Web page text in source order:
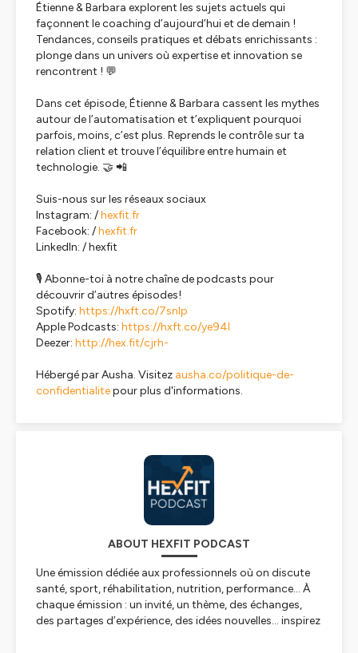
Étienne & Barbara explorent les sujets actuels qui
façonnent le coaching d’aujourd’hui et de demain !
Tendances, conseils pratiques et débats enrichissants :
plonge dans un univers où expertise et innovation se
rencontrent ! 💬
Dans cet épisode, Étienne & Barbara cassent les mythes
autour de l’automatisation et t’expliquent pourquoi
parfois, moins, c’est plus. Reprends le contrôle sur ta
relation client et trouve l’équilibre entre humain et
technologie. 🤝 📲
Suis-nous sur les réseaux sociaux
Instagram: /hexfit.fr
Facebook: /hexfit.fr
LinkedIn: / hexfit
🎙 Abonne-toi à notre chaîne de podcasts pour
découvrir d’autres épisodes!
Spotify: https://hxft.co/7snlp
Apple Podcasts: https://hxft.co/ye94l
Deezer: http://hex.fit/cjrh-
Hébergé par Ausha. Visitez ausha.co/politique-de-
confidentialitepour plus d'informations.
ABOUT HEXFIT PODCAST
Une émission dédiée aux professionnels où on discute
santé, sport, réhabilitation, nutrition, performance… À
chaque émission : un invité, un thème, des échanges,
des partages d’expérience, des idées nouvelles… inspirez